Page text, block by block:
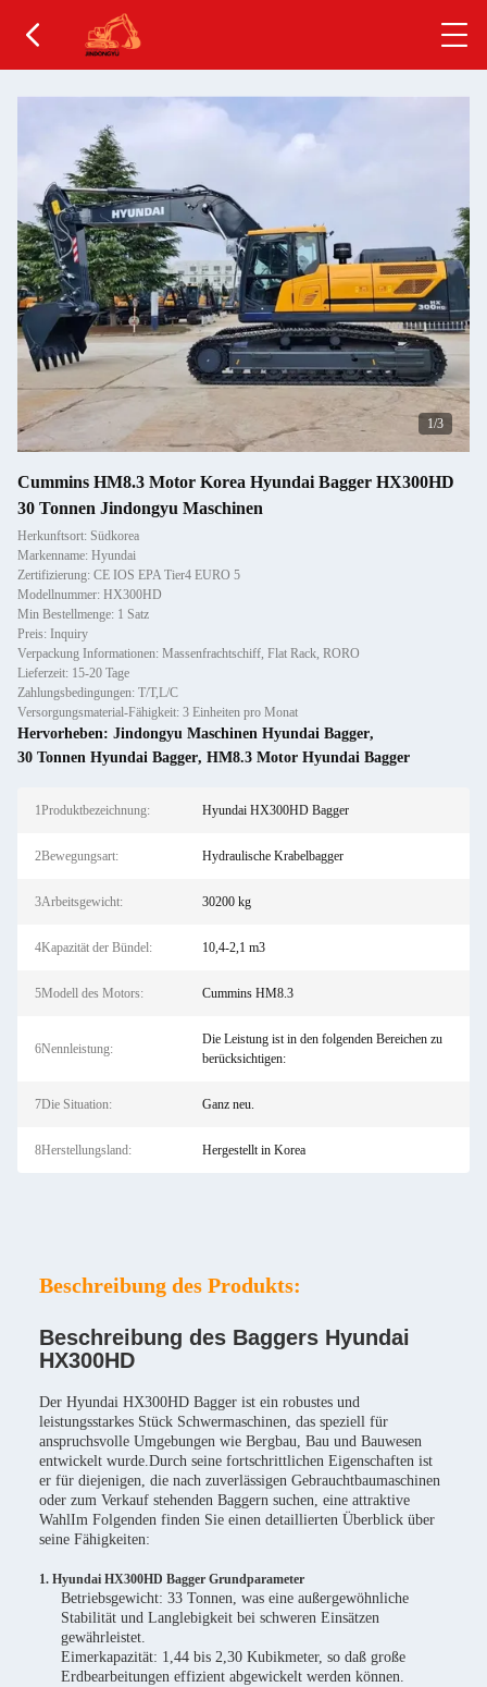
1/3
Cummins HM8.3 Motor Korea Hyundai Bagger HX300HD
30 Tonnen Jindongyu Maschinen
Herkunftsort: Südkorea
Markenname: Hyundai
Zertifizierung: CE IOS EPA Tier4 EURO 5
Modellnummer: HX300HD
Min Bestellmenge: 1 Satz
Preis: Inquiry
Verpackung Informationen: Massenfrachtschiff, Flat Rack, RORO
Lieferzeit: 15-20 Tage
Zahlungsbedingungen: T/T,L/C
Versorgungsmaterial-Fähigkeit: 3 Einheiten pro Monat
Hervorheben: Jindongyu Maschinen Hyundai Bagger,
30 Tonnen Hyundai Bagger, HM8.3 Motor Hyundai Bagger
1Produktbezeichnung: Hyundai HX300HD Bagger
2Bewegungsart: Hydraulische Krabelbagger
3Arbeitsgewicht: 30200 kg
4Kapazität der Bündel: 10,4-2,1 m3
5Modell des Motors: Cummins HM8.3
6Nennleistung:
Die Leistung ist in den folgenden Bereichen zu
berücksichtigen:
7Die Situation: Ganz neu.
8Herstellungsland: Hergestellt in Korea
Beschreibung des Produkts:
Beschreibung des Baggers Hyundai
HX300HD
Der Hyundai HX300HD Bagger ist ein robustes und
leistungsstarkes Stück Schwermaschinen, das speziell für
anspruchsvolle Umgebungen wie Bergbau, Bau und Bauwesen
entwickelt wurde.Durch seine fortschrittlichen Eigenschaften ist
er für diejenigen, die nach zuverlässigen Gebrauchtbaumaschinen
oder zum Verkauf stehenden Baggern suchen, eine attraktive
WahlIm Folgenden finden Sie einen detaillierten Überblick über
seine Fähigkeiten:
1. Hyundai HX300HD Bagger Grundparameter
Betriebsgewicht: 33 Tonnen, was eine außergewöhnliche
Stabilität und Langlebigkeit bei schweren Einsätzen
gewährleistet.
Eimerkapazität: 1,44 bis 2,30 Kubikmeter, so daß große
Erdbearbeitungen effizient abgewickelt werden können.